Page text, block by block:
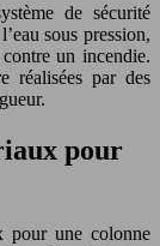
de sécurité
sous pression,
un incendie.
réalisées par des
pour
pour une colonne